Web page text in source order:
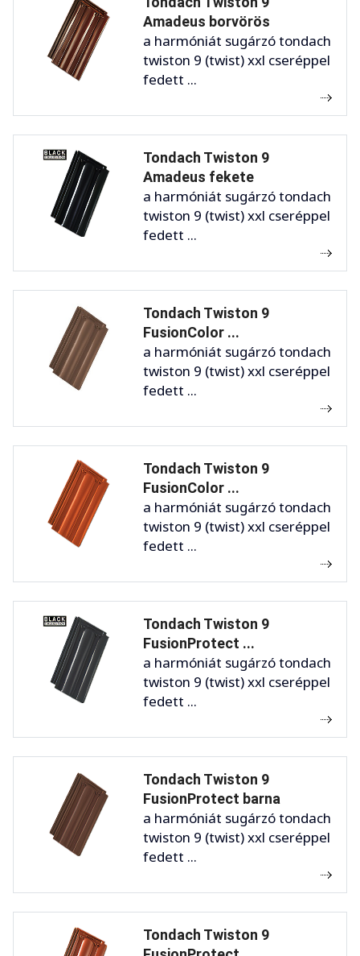
Amadeus borvörös
a harmóniát sugárzó tondach
twiston 9 (twist) xxl cseréppel
fedett ...
Tondach Twiston 9
Amadeus fekete
a harmóniát sugárzó tondach
twiston 9 (twist) xxl cseréppel
fedett ...
Tondach Twiston 9
FusionColor ...
a harmóniát sugárzó tondach
twiston 9 (twist) xxl cseréppel
fedett ...
Tondach Twiston 9
FusionColor ...
a harmóniát sugárzó tondach
twiston 9 (twist) xxl cseréppel
fedett ...
Tondach Twiston 9
FusionProtect ...
a harmóniát sugárzó tondach
twiston 9 (twist) xxl cseréppel
fedett ...
Tondach Twiston 9
FusionProtect barna
a harmóniát sugárzó tondach
twiston 9 (twist) xxl cseréppel
fedett ...
Tondach Twiston 9